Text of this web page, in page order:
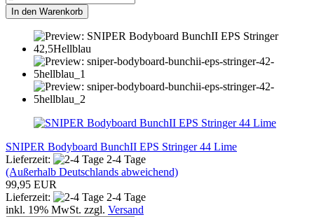
In den Warenkorb
SNIPER Bodyboard BunchII EPS Stringer 44 Lime
Lieferzeit:
2-4 Tage
(Außerhalb Deutschlands abweichend)
99,95 EUR
Lieferzeit:
2-4 Tage
inkl. 19% MwSt. zzgl. Versand